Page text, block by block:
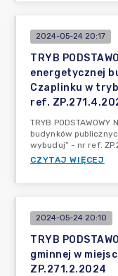
2024-05-24 20:17
TRYB
energetycznej
Czaplinku w
ref.
TRYB
budynków
wybuduj” - nr ref.
CZYTAJ WIĘCEJ
2024-05-24 20:10
TRYB
gminnej w
ZP.271.2.2024